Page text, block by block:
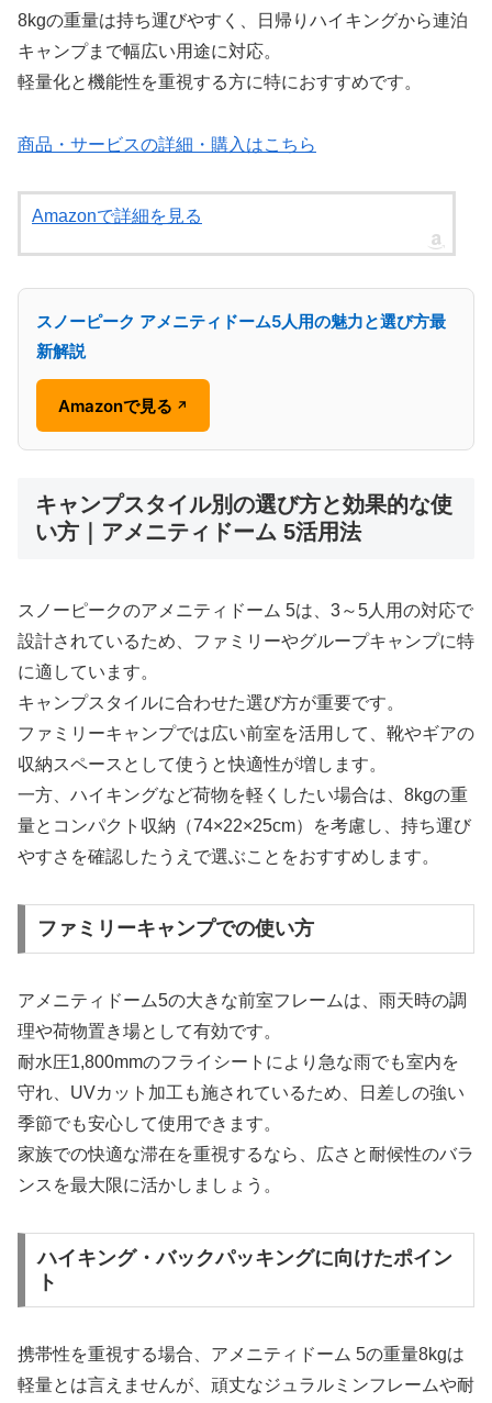
8kgの重量は持ち運びやすく、日帰りハイキングから連泊
キャンプまで幅広い用途に対応。
軽量化と機能性を重視する方に特におすすめです。
商品・サービスの詳細・購入はこちら
Amazonで詳細を見る
スノーピーク アメニティドーム5人用の魅力と選び方最
新解説
Amazonで見る ↗
キャンプスタイル別の選び方と効果的な使
い方｜アメニティドーム 5活用法
スノーピークのアメニティドーム 5は、3～5人用の対応で
設計されているため、ファミリーやグループキャンプに特
に適しています。
キャンプスタイルに合わせた選び方が重要です。
ファミリーキャンプでは広い前室を活用して、靴やギアの
収納スペースとして使うと快適性が増します。
一方、ハイキングなど荷物を軽くしたい場合は、8kgの重
量とコンパクト収納（74×22×25cm）を考慮し、持ち運び
やすさを確認したうえで選ぶことをおすすめします。
ファミリーキャンプでの使い方
アメニティドーム5の大きな前室フレームは、雨天時の調
理や荷物置き場として有効です。
耐水圧1,800mmのフライシートにより急な雨でも室内を
守れ、UVカット加工も施されているため、日差しの強い
季節でも安心して使用できます。
家族での快適な滞在を重視するなら、広さと耐候性のバラ
ンスを最大限に活かしましょう。
ハイキング・バックパッキングに向けたポイン
ト
携帯性を重視する場合、アメニティドーム 5の重量8kgは
軽量とは言えませんが、頑丈なジュラルミンフレームや耐